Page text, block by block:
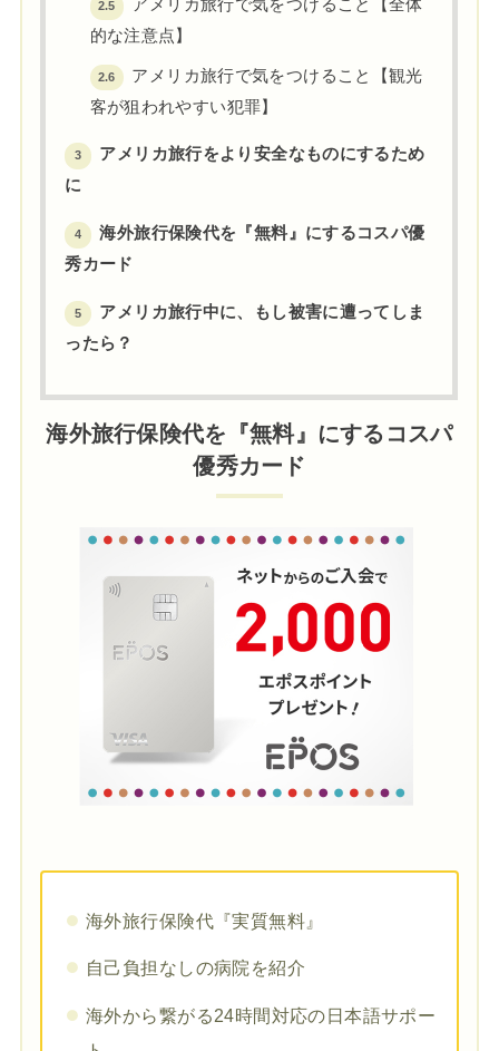
2.5
アメリカ旅行で気をつけること【全体
的な注意点】
2.6
アメリカ旅行で気をつけること【観光
客が狙われやすい犯罪】
3
アメリカ旅行をより安全なものにするため
に
4
海外旅行保険代を『無料』にするコスパ優
秀カード
5
アメリカ旅行中に、もし被害に遭ってしま
ったら？
海外旅行保険代を『無料』にするコスパ
優秀カード
海外旅行保険代『実質無料』
自己負担なしの病院を紹介
海外から繋がる24時間対応の日本語サポー